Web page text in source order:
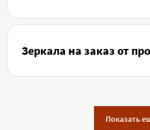
Зеркала на заказ от
Показать